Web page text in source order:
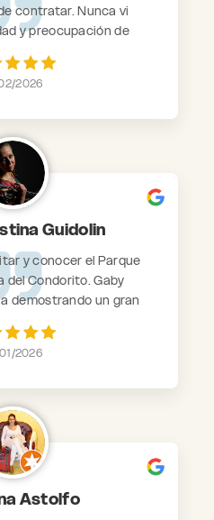
contratar. Nunca vi
y preocupación de
se interesan
clientes y buscan la
2026
Guidolin
y conocer el Parque
del Condorito. Gaby
demostrando un gran
recomendable.
2026
Astolfo